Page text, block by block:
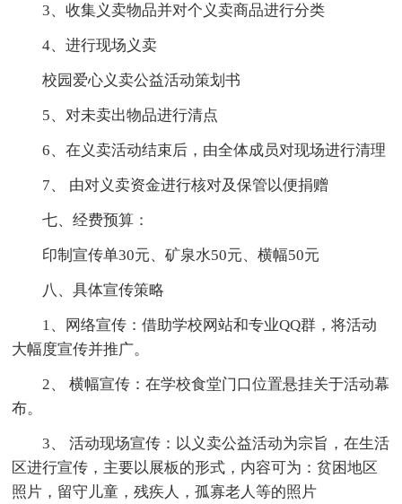
3、收集义卖物品并对个义卖商品进行分类
4、进行现场义卖
校园爱心义卖公益活动策划书
5、对未卖出物品进行清点
6、在义卖活动结束后，由全体成员对现场进行清理
7、 由对义卖资金进行核对及保管以便捐赠
七、经费预算：
印制宣传单30元、矿泉水50元、横幅50元
八、具体宣传策略
1、网络宣传：借助学校网站和专业QQ群，将活动
大幅度宣传并推广。
2、 横幅宣传：在学校食堂门口位置悬挂关于活动幕
布。
3、 活动现场宣传：以义卖公益活动为宗旨，在生活
区进行宣传，主要以展板的形式，内容可为：贫困地区
照片，留守儿童，残疾人，孤寡老人等的照片